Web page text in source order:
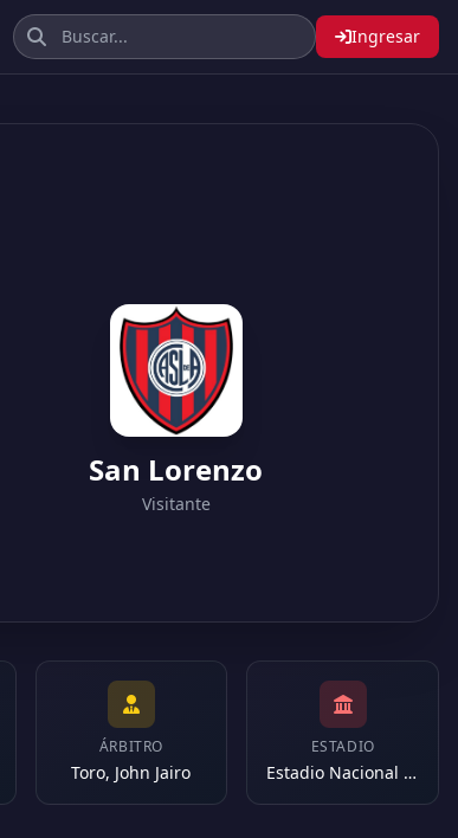
Ingresar
San Lorenzo
Visitante
ÁRBITRO
Toro, John Jairo
ESTADIO
Estadio Nacional del Perú (Perú)